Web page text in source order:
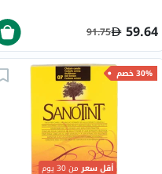
59.64
91.75
30% خصم
أقل سعرمن 30 يوم